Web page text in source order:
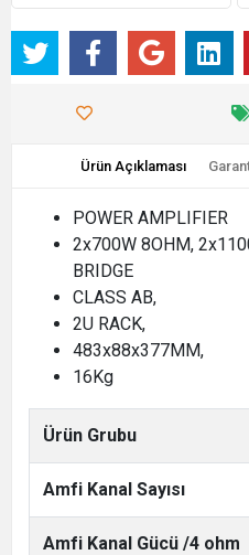
Ürün Açıklaması
POWER AMPLIFIER
2x700W 8OHM,
BRIDGE
CLASS AB,
2U RACK,
483x88x377MM,
16Kg
Ürün Grubu
Amfi Kanal Sayısı
Amfi Kanal Gücü /4 ohm